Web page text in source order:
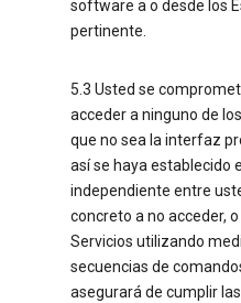
software a o desde los
pertinente.
5.3 Usted se
acceder a ninguno de
que no sea la interfaz
así se haya establecido
independiente entre
concreto a no acceder,
Servicios utilizando
secuencias de
asegurará de cumplir